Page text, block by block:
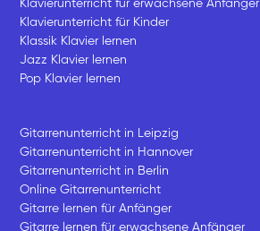
Klavierunterricht für erwachsene Anfänger
Klavierunterricht für Kinder
Klassik Klavier lernen
Jazz Klavier lernen
Pop Klavier lernen
Gitarrenunterricht in Leipzig
Gitarrenunterricht in Hannover
Gitarrenunterricht in Berlin
Online Gitarrenunterricht
Gitarre lernen für Anfänger
Gitarre lernen für erwachsene Anfänger